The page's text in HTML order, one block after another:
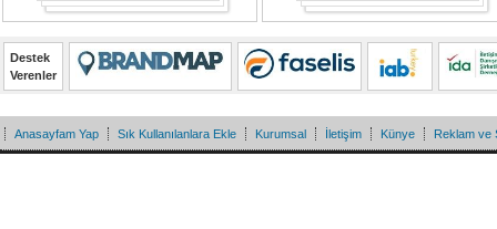
Destek
Verenler
Anasayfam Yap Sık Kullanılanlara Ekle Kurumsal İletişim Künye Reklam ve